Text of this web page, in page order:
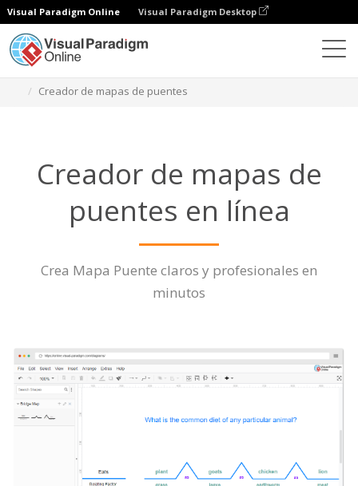
Visual Paradigm Online Visual Paradigm Desktop
Creador de mapas de puentes
Creador de mapas de
puentes en línea
Crea Mapa Puente claros y profesionales en
minutos